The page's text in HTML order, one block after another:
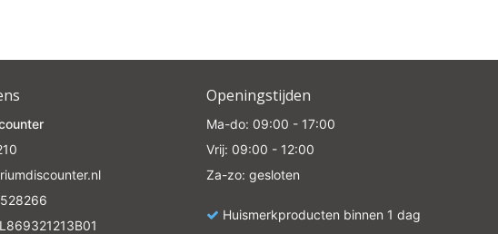
Openingstijden
Ma-do: 09:00 - 17:00
Vrij: 09:00 - 12:00
Za-zo: gesloten
Huismerkproducten binnen 1 dag